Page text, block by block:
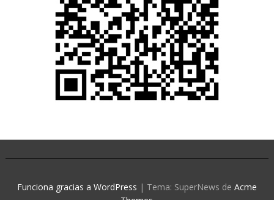
Funciona gracias a WordPress | Tema: SuperNews de Acme